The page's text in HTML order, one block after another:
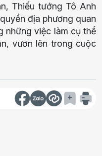
Thiếu tướng Tô Anh
địa phương quan
những việc làm cụ thể
vươn lên trong cuộc